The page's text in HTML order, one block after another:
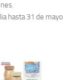
hasta 31 de mayo